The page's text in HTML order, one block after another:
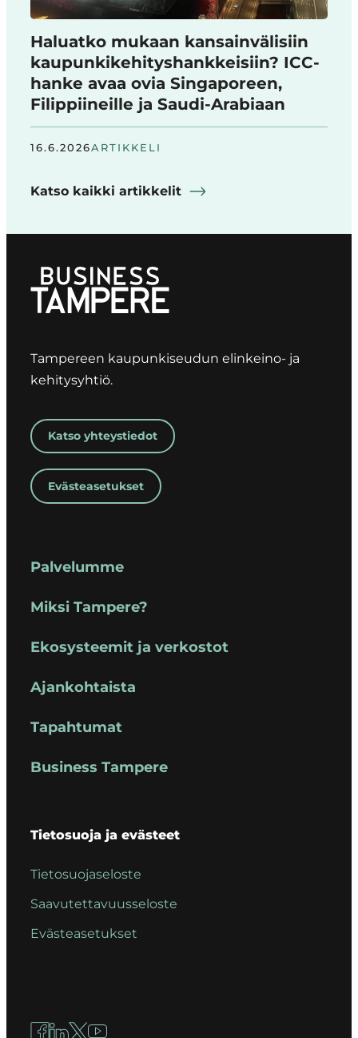
Haluatko mukaan kansainvälisiin
kaupunkikehityshankkeisiin? ICC-
hanke avaa ovia Singaporeen,
Filippiineille ja Saudi-Arabiaan
16.6.2026ARTIKKELI
Katso kaikki artikkelit
Tampereen kaupunkiseudun elinkeino- ja
kehitysyhtiö.
Katso yhteystiedot
Evästeasetukset
Palvelumme
Miksi Tampere?
Ekosysteemit ja verkostot
Ajankohtaista
Tapahtumat
Business Tampere
Tietosuoja ja evästeet
Tietosuojaseloste
Saavutettavuusseloste
Evästeasetukset
Facebook
LinkedIn
X YouTube